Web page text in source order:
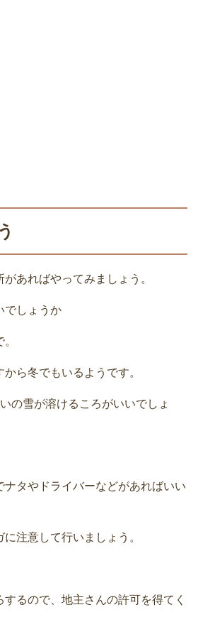
あればやってみましょう。
でしょうか
ら冬でもいるようです。
の雪が溶けるころがいいでしょ
ナタやドライバーなどがあればいい
注意して行いましょう。
るので、地主さんの許可を得てく